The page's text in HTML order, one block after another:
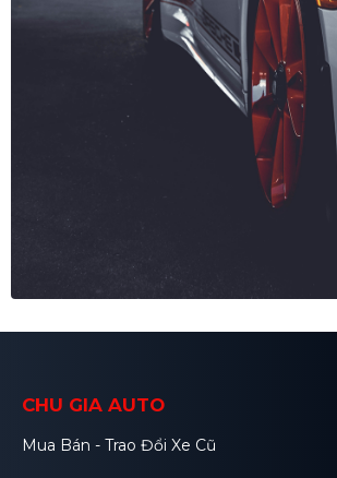
CHU GIA AUTO
Mua Bán - Trao Đổi Xe Cũ